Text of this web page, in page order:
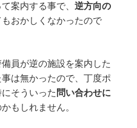
案内する事で、 逆方向の
おかしくなかったので
員が逆の施設を案内した
は無かったので、丁度ポ
そういった 問い合わせに
もしれません。